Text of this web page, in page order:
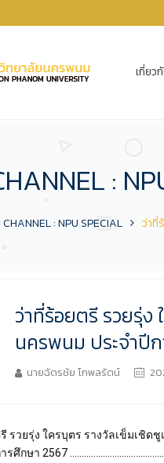
เกี่ยว
:
CHANNEL : NPU SPECIAL ว่าที่
ว่าที่ร้อยตรี รวยรุ่ง
นครพนม ประจำปี
นายฉัตรชัย โกพลรัตน์
รวยรุ่ง ใครบุตร รางวัลเข็มเ
ศึกษา 2567